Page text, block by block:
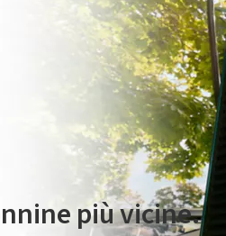
da Plenitude On The Road
più vicine.